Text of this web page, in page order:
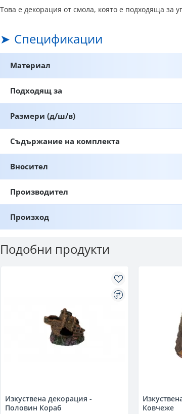
Това е декорация от смола, която е подходяща за
Спецификации
Материал
Подходящ за
Размери (д/ш/в)
Съдържание на комплекта
Вносител
Производител
Произход
Подобни продукти
Изкуствена декорация -
Половин Кораб
Ковчеже